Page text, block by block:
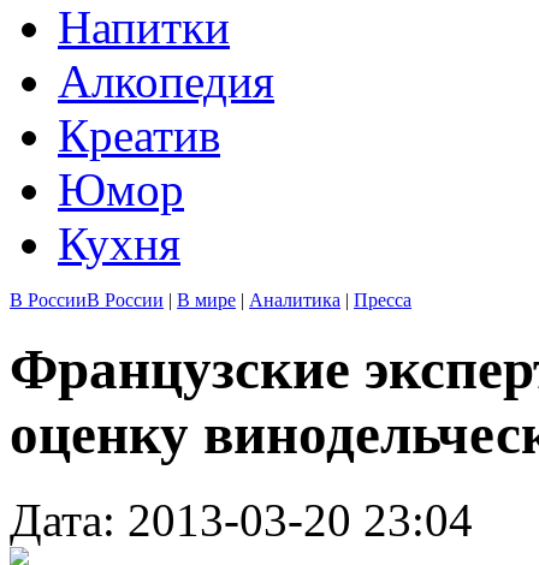
Напитки
Алкопедия
Креатив
Юмор
Кухня
В РоссииВ России | В мире | Аналитика | Пресса
Французские
оценку
Дата: 2013-03-20 23:04